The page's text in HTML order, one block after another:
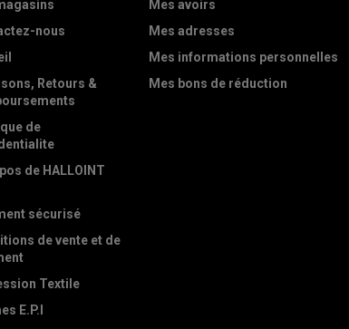
nous
Retours &
de
de HALLOINT
sécurisé
de vente et de
Textile
E.P.I
Mes avoirs
Mes adresses
Mes informations personnelles
Mes bons de réduction